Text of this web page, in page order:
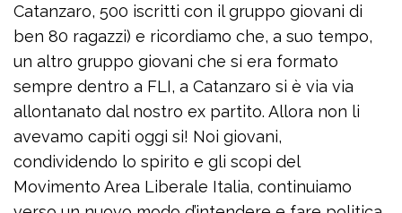
Catanzaro, 500 iscritti con il gruppo giovani di
ben 80 ragazzi) e ricordiamo che, a suo tempo,
un altro gruppo giovani che si era formato
sempre dentro a FLI, a Catanzaro si è via via
allontanato dal nostro ex partito. Allora non li
avevamo capiti oggi si! Noi giovani,
condividendo lo spirito e gli scopi del
Movimento Area Liberale Italia, continuiamo